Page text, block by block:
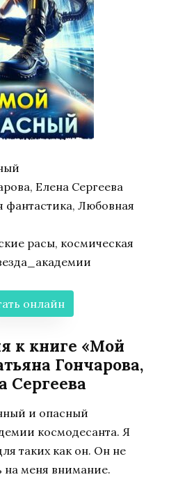
Елена Сергеева
фантастика, Любовная
расы, космическая
онлайн
к книге «Мой
Гончарова,
Сергеева
и опасный
космодесанта. Я
таких как он. Он не
на меня внимание.